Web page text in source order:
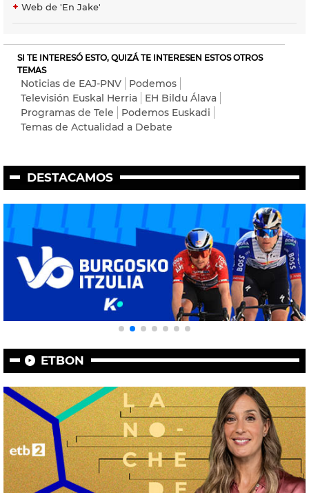
Web de 'En Jake'
SI TE INTERESÓ ESTO, QUIZÁ TE INTERESEN ESTOS OTROS
TEMAS
Noticias de EAJ-PNV
Podemos
Televisión Euskal Herria
EH Bildu Álava
Programas de Tele
Podemos Euskadi
Temas de Actualidad a Debate
DESTACAMOS
ETBON